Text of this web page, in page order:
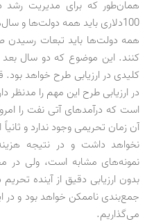
همان‌طور که برای مدیریت رشد
100‌دلاری باید همه دولت‌ها و
همه دولت‌ها باید تبعات رسیدن
کنند. این موضوع که دو سال بعد
کلیدی در ارزیابی طرح خواهد
در ارزیابی طرح این مهم را مدنظر
است که درآمدهای آتی نفت را
آن زمان تحریمی وجود ندارد و ثانیاً
نخواهد داشت و در نتیجه
نمونه‌های مشابه است، ولی در
بدون ارزیابی دقیق از آینده
جمع‌بندی ناممکن خواهد بود و در
می‌گذاریم.